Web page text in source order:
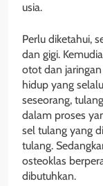
usia.
Perlu diketahui,
dan gigi.
otot dan
hidup yang
seseorang,
dalam proses
sel tulang yang
tulang.
osteoklas
dibutuhkan.